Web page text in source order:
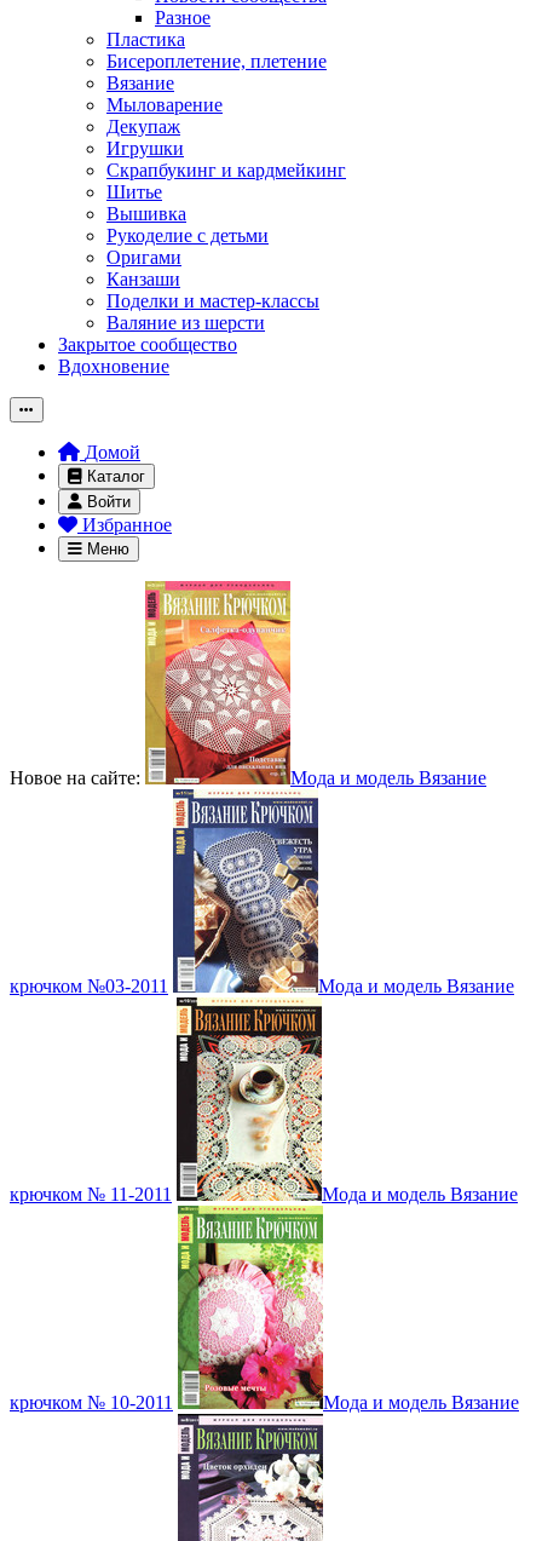
Разное
Пластика
Бисероплетение, плетение
Вязание
Мыловарение
Декупаж
Игрушки
Скрапбукинг и кардмейкинг
Шитье
Вышивка
Рукоделие с детьми
Оригами
Канзаши
Поделки и мастер-классы
Валяние из шерсти
Закрытое сообщество
Вдохновение
Домой
Каталог
Войти
Избранное
Меню
Новое на сайте: Мода и модель Вязание
крючком №03-2011 Мода и модель Вязание
крючком № 11-2011 Мода и модель Вязание
крючком № 10-2011 Мода и модель Вязание